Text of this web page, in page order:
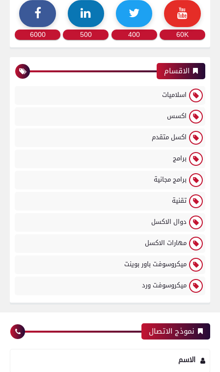
60K
400
500
6000
الاقسام
اسلاميات
اكسس
اكسل متقدم
برامج
برامج مجانية
تقنية
دوال الاكسل
مهارات الاكسل
ميكروسوفت باور بوينت
ميكروسوفت ورد
نموذج الاتصال
الاسم